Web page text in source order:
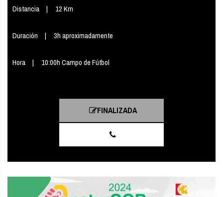
Distancia 12 Km
Duración 3h aproximadamente
Hora 10:00h Campo de Fútbol
FINALIZADA